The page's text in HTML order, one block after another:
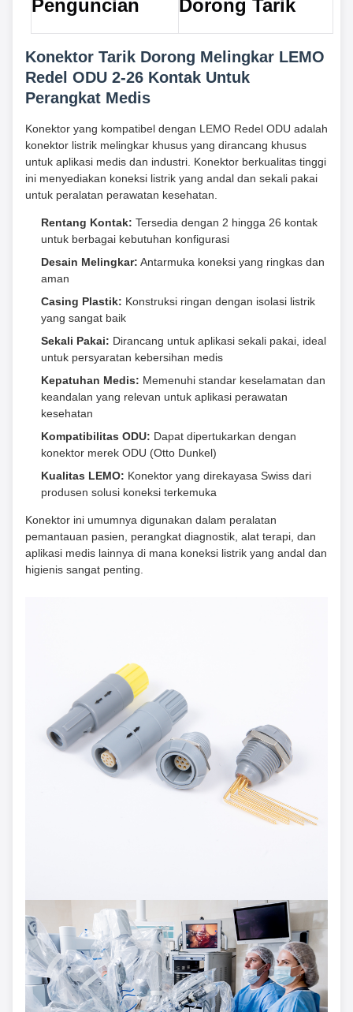
Penguncian Dorong Tarik
Konektor Tarik Dorong Melingkar LEMO
Redel ODU 2-26 Kontak Untuk
Perangkat Medis
Konektor yang kompatibel dengan LEMO Redel ODU adalah
konektor listrik melingkar khusus yang dirancang khusus
untuk aplikasi medis dan industri. Konektor berkualitas tinggi
ini menyediakan koneksi listrik yang andal dan sekali pakai
untuk peralatan perawatan kesehatan.
Rentang Kontak: Tersedia dengan 2 hingga 26 kontak
untuk berbagai kebutuhan konfigurasi
Desain Melingkar: Antarmuka koneksi yang ringkas dan
aman
Casing Plastik: Konstruksi ringan dengan isolasi listrik
yang sangat baik
Sekali Pakai: Dirancang untuk aplikasi sekali pakai, ideal
untuk persyaratan kebersihan medis
Kepatuhan Medis: Memenuhi standar keselamatan dan
keandalan yang relevan untuk aplikasi perawatan
kesehatan
Kompatibilitas ODU: Dapat dipertukarkan dengan
konektor merek ODU (Otto Dunkel)
Kualitas LEMO: Konektor yang direkayasa Swiss dari
produsen solusi koneksi terkemuka
Konektor ini umumnya digunakan dalam peralatan
pemantauan pasien, perangkat diagnostik, alat terapi, dan
aplikasi medis lainnya di mana koneksi listrik yang andal dan
higienis sangat penting.